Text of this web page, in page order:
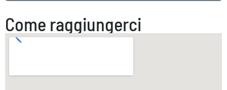
Come raggiungerci